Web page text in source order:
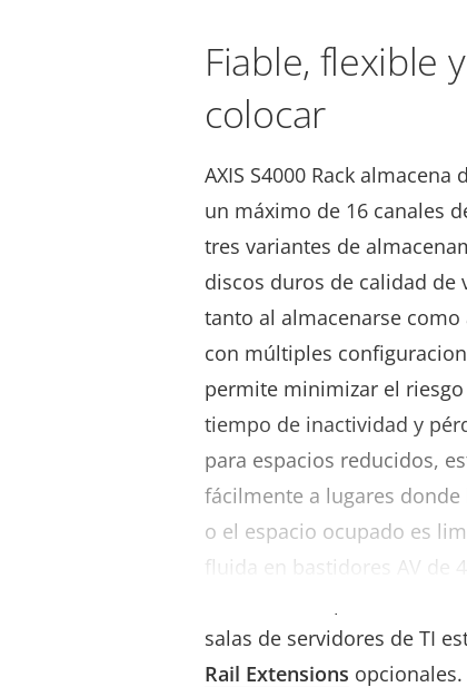
Fiable, flexible
colocar
AXIS S4000 Rack
un máximo de 16 canales
tres variantes de
discos duros de calidad de
tanto al almacenarse
con múltiples
permite minimizar el
tiempo de inactividad y
para espacios reducidos,
fácilmente a lugares
o el espacio ocupado es
fluida en bastidores AV de
salas de servidores de TI
Rail Extensions opcionales.